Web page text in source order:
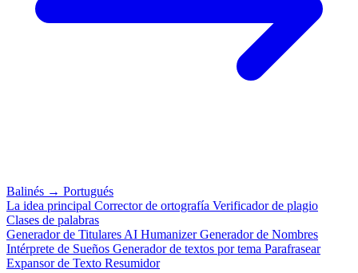
Balinés → Portugués
La idea principal Corrector de ortografía Verificador de plagio
Clases de palabras
Generador de Titulares AI HumanizerGenerador de Nombres
Intérprete de Sueños Generador de textos por tema Parafrasear
Expansor de Texto Resumidor